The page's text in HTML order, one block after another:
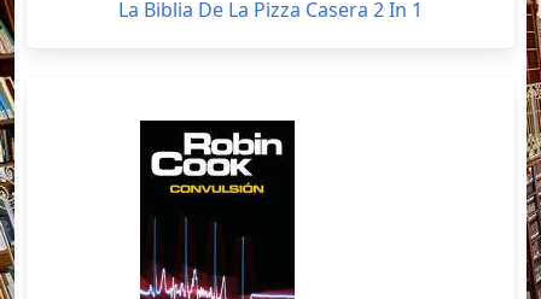
La Biblia De La Pizza Casera 2 In 1